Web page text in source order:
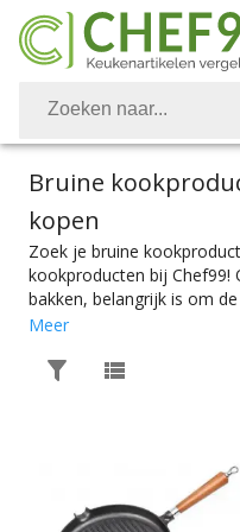
Bruine
kopen
Zoek je bruine
kookproducten bij
bakken, belangrijk is om
juiste bakvorm voor je
Bakvormen zijn er in alle
allerhande bakgerei. Van
Een goede braadpan voor
vlees of groente, en
beste flensjes. Voor al het
Meer